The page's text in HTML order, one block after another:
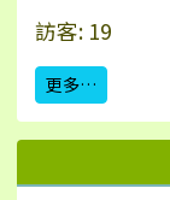
訪客: 19
更多…